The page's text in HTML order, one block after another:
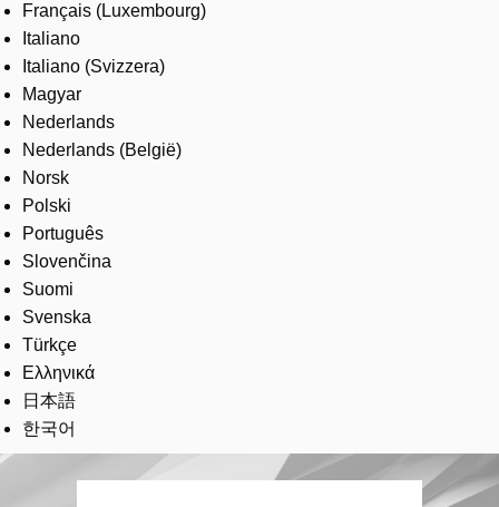
Français (Luxembourg)
Italiano
Italiano (Svizzera)
Magyar
Nederlands
Nederlands (België)
Norsk
Polski
Português
Slovenčina
Suomi
Svenska
Türkçe
Ελληνικά
日本語
한국어